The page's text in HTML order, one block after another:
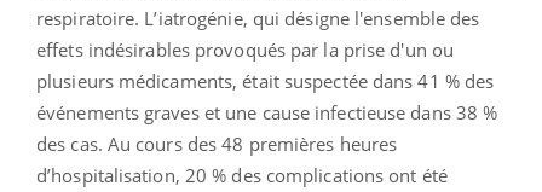
respiratoire. L’iatrogénie, qui désigne l'ensemble des
effets indésirables provoqués par la prise d'un ou
plusieurs médicaments, était suspectée dans 41 % des
événements graves et une cause infectieuse dans 38 %
des cas. Au cours des 48 premières heures
d’hospitalisation, 20 % des complications ont été